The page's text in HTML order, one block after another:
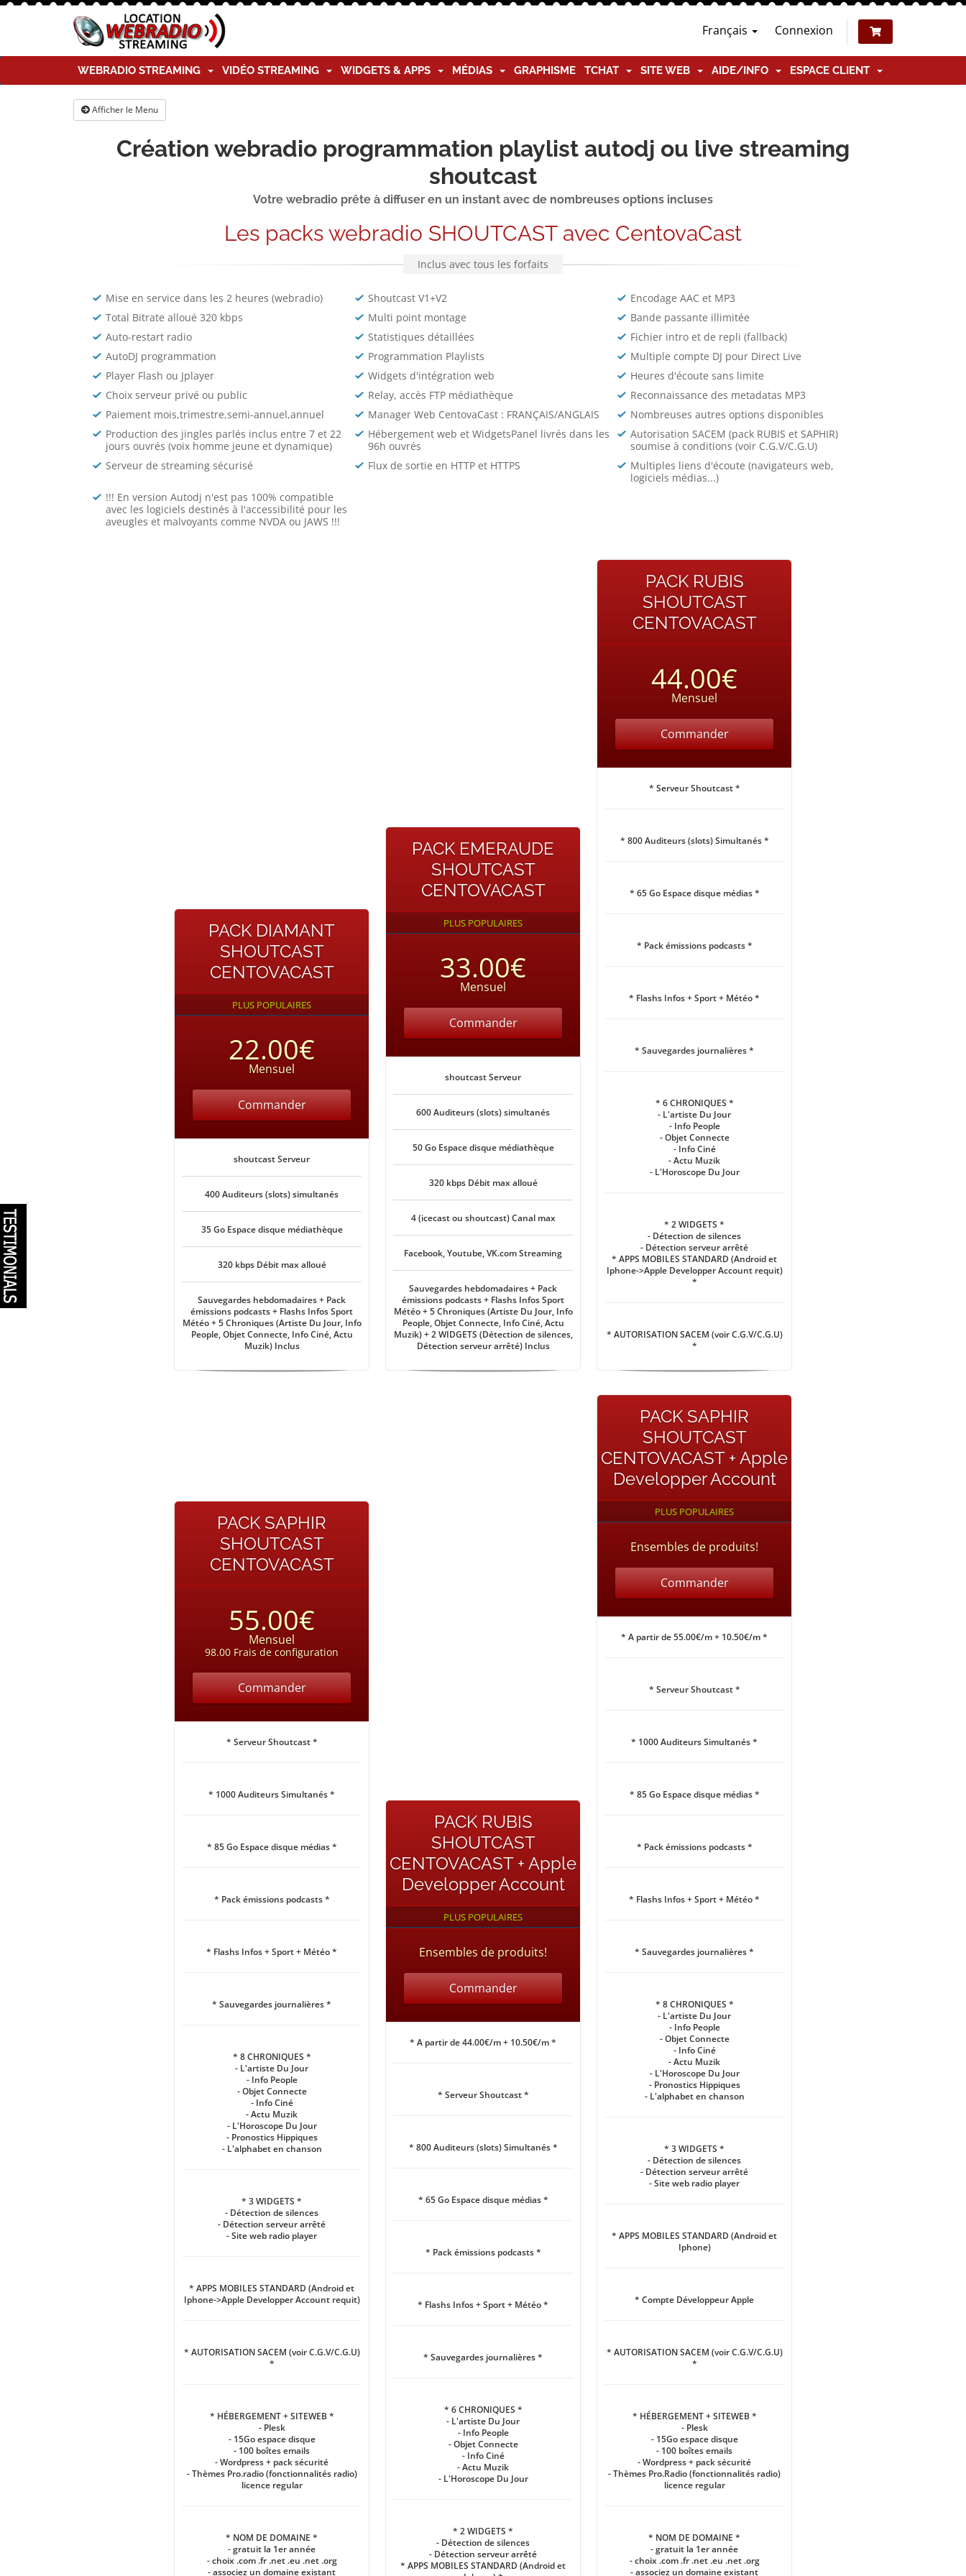
Français Connexion
WEBRADIO STREAMING VIDÉO STREAMING WIDGETS & APPS MÉDIAS GRAPHISME TCHAT SITE WEB AIDE/INFO ESPACE CLIENT
Afficher le Menu
Création webradio programmation playlist autodj ou live streaming
shoutcast
Votre webradio prête à diffuser en un instant avec de nombreuses options incluses
Les packs webradio SHOUTCAST avec CentovaCast
Inclus avec tous les forfaits
Mise en service dans les 2 heures (webradio) Shoutcast V1+V2
Encodage AAC et MP3
Total Bitrate alloué 320 kbps
Multi point montage
Bande passante illimitée
Auto-restart radio
Statistiques détaillées
Fichier intro et de repli (fallback)
AutoDJ programmation
Programmation Playlists
Multiple compte DJ pour Direct Live
Player Flash ou Jplayer
Widgets d'intégration web
Heures d'écoute sans limite
Choix serveur privé ou public
Relay, accès FTP médiathèque
Reconnaissance des metadatas MP3
Paiement mois,trimestre,semi-annuel,annuel
Manager Web CentovaCast : FRANÇAIS/ANGLAIS
Nombreuses autres options disponibles
Production des jingles parlés inclus entre 7 et 22
jours ouvrés (voix homme jeune et dynamique)
Hébergement web et WidgetsPanel livrés dans les
96h ouvrés
Autorisation SACEM (pack RUBIS et SAPHIR)
soumise à conditions (voir C.G.V/C.G.U)
Serveur de streaming sécurisé
Flux de sortie en HTTP et HTTPS
Multiples liens d'écoute (navigateurs web,
logiciels médias...)
!!! En version Autodj n'est pas 100% compatible
avec les logiciels destinés à l'accessibilité pour les
aveugles et malvoyants comme NVDA ou JAWS !!!
PACK DIAMANT
SHOUTCAST
CENTOVACAST
PLUS POPULAIRES
22.00€
Mensuel
Commander
shoutcast Serveur
400 Auditeurs (slots) simultanés
35 Go Espace disque médiathèque
320 kbps Débit max alloué
Sauvegardes hebdomadaires + Pack
émissions podcasts + Flashs Infos Sport
Météo + 5 Chroniques (Artiste Du Jour, Info
People, Objet Connecte, Info Ciné, Actu
Muzik) Inclus
PACK EMERAUDE
SHOUTCAST
CENTOVACAST
PLUS POPULAIRES
33.00€
Mensuel
Commander
shoutcast Serveur
600 Auditeurs (slots) simultanés
50 Go Espace disque médiathèque
320 kbps Débit max alloué
4 (icecast ou shoutcast) Canal max
Facebook, Youtube, VK.com Streaming
Sauvegardes hebdomadaires + Pack
émissions podcasts + Flashs Infos Sport
Météo + 5 Chroniques (Artiste Du Jour, Info
People, Objet Connecte, Info Ciné, Actu
Muzik) + 2 WIDGETS (Détection de silences,
Détection serveur arrêté) Inclus
PACK RUBIS
SHOUTCAST
CENTOVACAST
44.00€
Mensuel
Commander
* Serveur Shoutcast *
* 800 Auditeurs (slots) Simultanés *
* 65 Go Espace disque médias *
* Pack émissions podcasts *
* Flashs Infos + Sport + Météo *
* Sauvegardes journalières *
* 6 CHRONIQUES *
- L'artiste Du Jour
- Info People
- Objet Connecte
- Info Ciné
- Actu Muzik
- L'Horoscope Du Jour
* 2 WIDGETS *
- Détection de silences
- Détection serveur arrêté
* APPS MOBILES STANDARD (Android et
Iphone->Apple Developper Account requit)
*
* AUTORISATION SACEM (voir C.G.V/C.G.U)
*
PACK SAPHIR
SHOUTCAST
CENTOVACAST
55.00€
Mensuel
98.00 Frais de configuration
Commander
* Serveur Shoutcast *
* 1000 Auditeurs Simultanés *
* 85 Go Espace disque médias *
* Pack émissions podcasts *
* Flashs Infos + Sport + Météo *
* Sauvegardes journalières *
* 8 CHRONIQUES *
- L'artiste Du Jour
- Info People
- Objet Connecte
- Info Ciné
- Actu Muzik
- L'Horoscope Du Jour
- Pronostics Hippiques
- L'alphabet en chanson
* 3 WIDGETS *
- Détection de silences
- Détection serveur arrêté
- Site web radio player
* APPS MOBILES STANDARD (Android et
Iphone->Apple Developper Account requit)
* AUTORISATION SACEM (voir C.G.V/C.G.U)
*
* HÉBERGEMENT + SITEWEB *
- Plesk
- 15Go espace disque
- 100 boîtes emails
- Wordpress + pack sécurité
- Thèmes Pro.radio (fonctionnalités radio)
licence regular
* NOM DE DOMAINE *
- gratuit la 1er année
- choix .com .fr .net .eu .net .org
- associez un domaine existant
PACK RUBIS
SHOUTCAST
CENTOVACAST + Apple
Developper Account
PLUS POPULAIRES
Ensembles de produits!
Commander
* A partir de 44.00€/m + 10.50€/m *
* Serveur Shoutcast *
* 800 Auditeurs (slots) Simultanés *
* 65 Go Espace disque médias *
* Pack émissions podcasts *
* Flashs Infos + Sport + Météo *
* Sauvegardes journalières *
* 6 CHRONIQUES *
- L'artiste Du Jour
- Info People
- Objet Connecte
- Info Ciné
- Actu Muzik
- L'Horoscope Du Jour
* 2 WIDGETS *
- Détection de silences
- Détection serveur arrêté
* APPS MOBILES STANDARD (Android et
PACK SAPHIR
SHOUTCAST
CENTOVACAST + Apple
Developper Account
PLUS POPULAIRES
Ensembles de produits!
Commander
* A partir de 55.00€/m + 10.50€/m *
* Serveur Shoutcast *
* 1000 Auditeurs Simultanés *
* 85 Go Espace disque médias *
* Pack émissions podcasts *
* Flashs Infos + Sport + Météo *
* Sauvegardes journalières *
* 8 CHRONIQUES *
- L'artiste Du Jour
- Info People
- Objet Connecte
- Info Ciné
- Actu Muzik
- L'Horoscope Du Jour
- Pronostics Hippiques
- L'alphabet en chanson
* 3 WIDGETS *
- Détection de silences
- Détection serveur arrêté
- Site web radio player
* APPS MOBILES STANDARD (Android et
Iphone)
* Compte Développeur Apple
* AUTORISATION SACEM (voir C.G.V/C.G.U)
*
* HÉBERGEMENT + SITEWEB *
- Plesk
- 15Go espace disque
- 100 boîtes emails
- Wordpress + pack sécurité
- Thèmes Pro.Radio (fonctionnalités radio)
licence regular
* NOM DE DOMAINE *
- gratuit la 1er année
- choix .com .fr .net .eu .net .org
- associez un domaine existant